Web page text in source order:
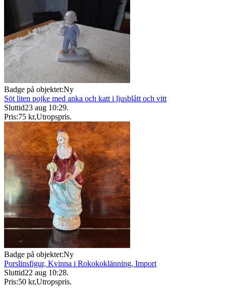
Badge på objektet:Ny
Söt liten pojke med anka och katt i ljusblått och vitt
Sluttid23 aug 10:29.
Pris:75 kr,Utropspris.
Badge på objektet:Ny
Porslinsfigur, Kvinna i Rokokoklänning, Import
Sluttid22 aug 10:28.
Pris:50 kr,Utropspris.